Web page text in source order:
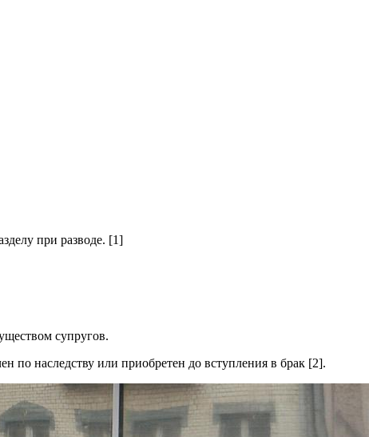
при разводе. [1]
супругов.
по наследству или приобретен до вступления в брак [2].